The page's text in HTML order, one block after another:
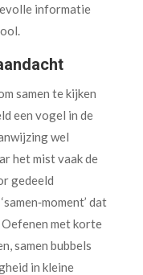
informatie
samen te kijken
een vogel in de
wel
het mist vaak de
gedeeld
dat
met korte
samen bubbels
in kleine